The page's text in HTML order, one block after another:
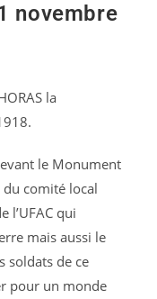
novembre
la
le Monument
du comité local
l’UFAC qui
mais aussi le
soldats de ce
pour un monde